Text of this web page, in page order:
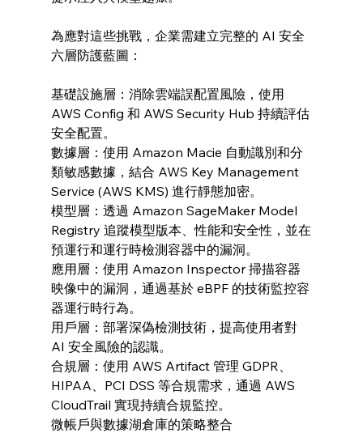
為應對這些挑戰，企業需建立完整的 AI 安全
六層防護藍圖：
基礎設施層：消除雲端誤配置風險，使用
AWS Config 和 AWS Security Hub 持續評估
安全配置。
數據層：使用 Amazon Macie 自動識別和分
類敏感數據，結合 AWS Key Management
Service (AWS KMS) 進行靜態加密。
模型層：透過 Amazon SageMaker Model
Registry 追蹤模型版本、性能和安全性，並在
預運行和運行時檢測容器中的漏洞。
應用層：使用 Amazon Inspector 掃描容器
映像中的漏洞，通過基於 eBPF 的技術監控容
器運行時行為。
用戶層：部署深偽檢測技術，提高使用者對
AI 安全風險的認識。
合規層：使用 AWS Artifact 管理 GDPR、
HIPAA、PCI DSS 等合規需求，通過 AWS
CloudTrail 實現持續合規監控。
微帳戶與數據湖倉庫的策略整合